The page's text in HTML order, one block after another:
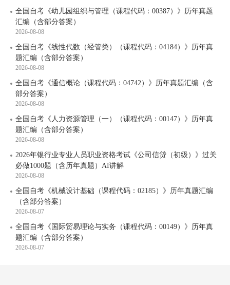
全国自考《幼儿园组织与管理（课程代码：00387）》历年真题
汇编（含部分答案）
2026-08-08
全国自考《线性代数（经管类）（课程代码：04184）》历年真
题汇编（含部分答案）
2026-08-08
全国自考《通信概论（课程代码：04742）》历年真题汇编（含
部分答案）
2026-08-08
全国自考《人力资源管理（一）（课程代码：00147）》历年真
题汇编（含部分答案）
2026-08-08
2026年银行业专业人员职业资格考试《公司信贷（初级）》过关
必做1000题（含历年真题）AI讲解
2026-08-08
全国自考《机械设计基础（课程代码：02185）》历年真题汇编
（含部分答案）
2026-08-07
全国自考《国际贸易理论与实务（课程代码：00149）》历年真
题汇编（含部分答案）
2026-08-07